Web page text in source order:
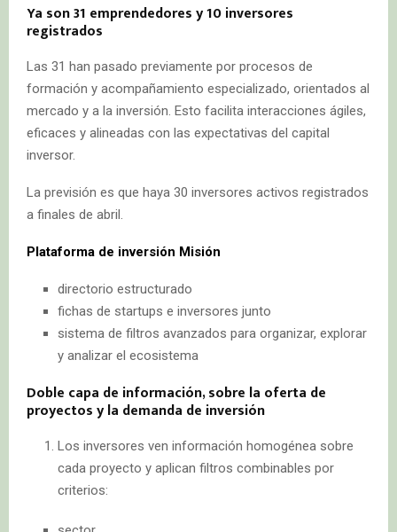
Ya son 31 emprendedores y 10 inversores
registrados
Las 31 han pasado previamente por procesos de
formación y acompañamiento especializado, orientados al
mercado y a la inversión. Esto facilita interacciones ágiles,
eficaces y alineadas con las expectativas del capital
inversor.
La previsión es que haya 30 inversores activos registrados
a finales de abril.
Plataforma de inversión Misión
directorio estructurado
fichas de startups e inversores junto
sistema de filtros avanzados para organizar, explorar
y analizar el ecosistema
Doble capa de información, sobre la oferta de
proyectos y la demanda de inversión
Los inversores ven información homogénea sobre
cada proyecto y aplican filtros combinables por
criterios: